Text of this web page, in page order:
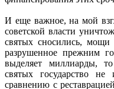
И еще важное, на мой
советской власти
святых сносились,
разрушенное прежним
выделяет миллиарды,
святых государство
сравнению с